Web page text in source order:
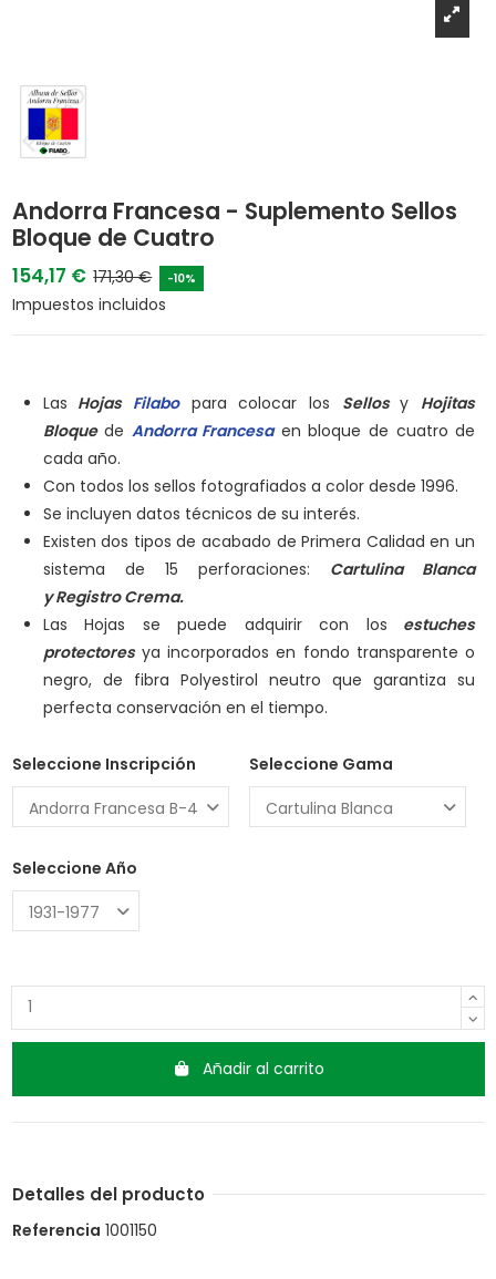
Andorra Francesa - Suplemento Sellos
Bloque de Cuatro
154,17 € 171,30 € -10%
Impuestos incluidos
Las Hojas Filabo para colocar los Sellos y Hojitas
Bloquede Andorra Francesaen bloque de cuatro de
cada año.
Con todos los sellos fotografiados a color desde 1996.
Se incluyen datos técnicos de su interés.
Existen dos tipos de acabado de Primera Calidad en un
sistema de 15 perforaciones: Cartulina Blanca
yRegistro Crema.
Las Hojas se puede adquirir con los estuches
protectoresya incorporados en fondo transparente o
negro, de fibra Polyestirol neutro que garantiza su
perfecta conservación en el tiempo.
Seleccione Inscripción Seleccione Gama
Seleccione Año
Añadir al carrito
Detalles del producto
Referencia 1001150